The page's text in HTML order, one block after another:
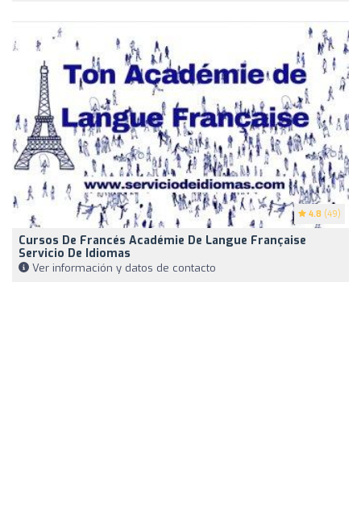
4.8 (49)
Cursos De Francés Académie De Langue Française
Servicio De Idiomas
Ver información y datos de contacto